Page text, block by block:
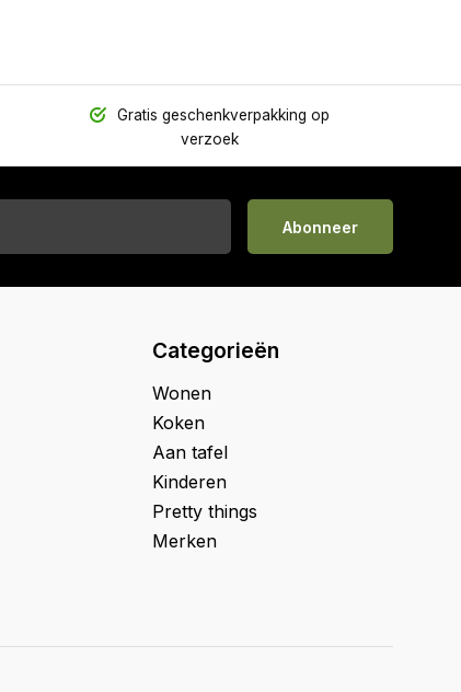
Gratis geschenkverpakking op
verzoek
Abonneer
Categorieën
Wonen
Koken
Aan tafel
Kinderen
Pretty things
Merken